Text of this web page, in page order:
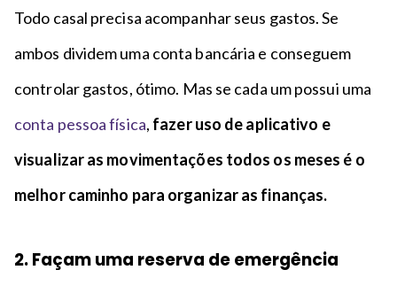
Todo casal precisa acompanhar seus gastos. Se
ambos dividem uma conta bancária e conseguem
controlar gastos, ótimo. Mas se cada um possui uma
conta pessoa física, fazer uso de aplicativo e
visualizar as movimentações todos os meses é o
melhor caminho para organizar as finanças.
2. Façam uma reserva de emergência